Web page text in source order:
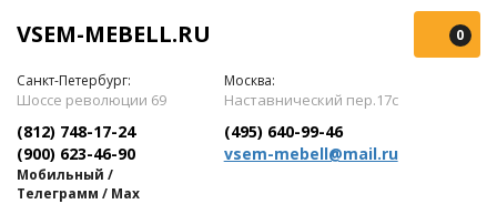
0
VSEM-MEBELL.RU
Санкт-Петербург:
Шоссе революции 69
(812) 748-17-24
(900) 623-46-90
Мобильный /
Телеграмм / Max
Москва:
Наставнический пер.17с
(495) 640-99-46
vsem-mebell@mail.ru